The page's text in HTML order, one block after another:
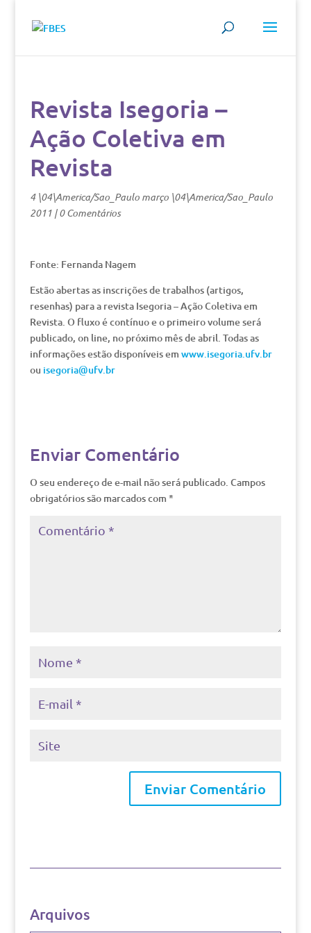
Revista Isegoria –
Ação Coletiva em
Revista
4 \04\America/Sao_Paulo março \04\America/Sao_Paulo
2011|0 Comentários
Fonte: Fernanda Nagem
Estão abertas as inscrições de trabalhos (artigos,
resenhas) para a revista Isegoria – Ação Coletiva em
Revista. O fluxo é contínuo e o primeiro volume será
publicado, on line, no próximo mês de abril. Todas as
informações estão disponíveis em www.isegoria.ufv.br
ou isegoria@ufv.br
Enviar Comentário
O seu endereço de e-mail não será publicado. Campos
obrigatórios são marcados com *
Arquivos